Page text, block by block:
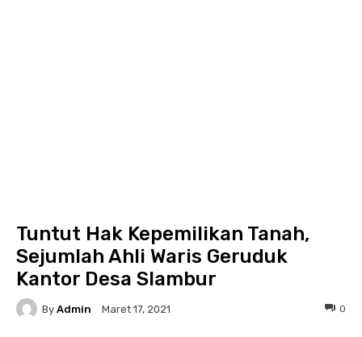
Tuntut Hak Kepemilikan Tanah,
Sejumlah Ahli Waris Geruduk
Kantor Desa Slambur
By Admin Maret 17, 2021 0